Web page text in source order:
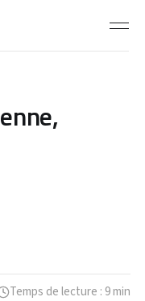
Temps de lecture : 9 min